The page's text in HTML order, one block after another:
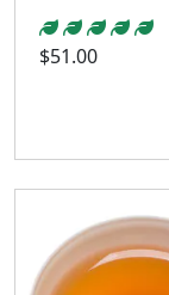
$51.00